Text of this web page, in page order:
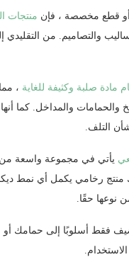
أو قطع مخصصة ، فإن منتجات
والتصاميم. من
مادة صلبة وكثيفة للغاية ،
والحمامات والمداخل. كما
التلف.
يأتي في مجموعة واسعة من
منتج رخامي يكمل أي نمط
نوعها حقًا.
فقط أسلوبًا إلى حمامك